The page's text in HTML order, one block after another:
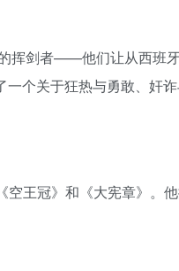
挥剑者——他们让从西班
个关于狂热与勇敢、奸
空王冠》和《大宪章》。